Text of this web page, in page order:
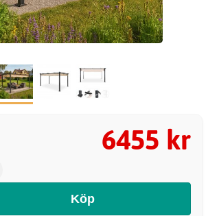
6455 kr